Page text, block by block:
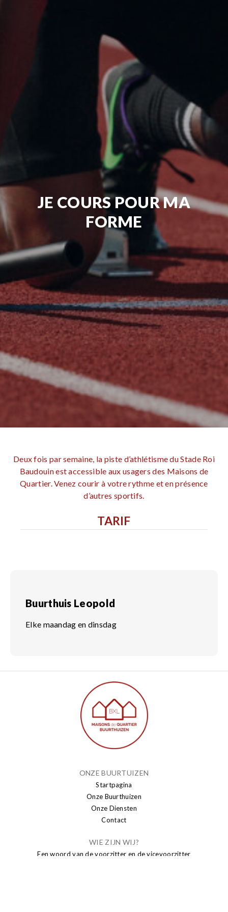
JE COURS POUR MA
FORME
Deux fois par semaine, la piste d’athlétisme du Stade Roi
Baudouin est accessible aux usagers des Maisons de
Quartier. Venez courir à votre rythme et en présence
d’autres sportifs.
TARIF
Buurthuis Leopold
Elke maandag en dinsdag
ONZE BUURTUIZEN
Startpagina
Onze Buurthuizen
Onze Diensten
Contact
WIE ZIJN WIJ?
Een woord van de voorzitter en de vicevoorzitter